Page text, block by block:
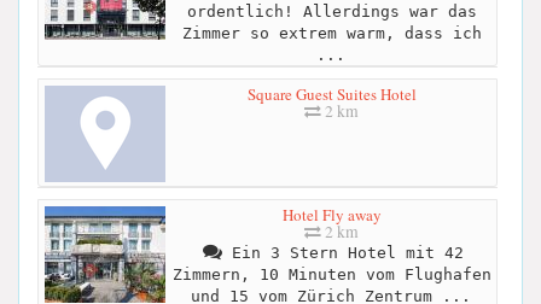
ordentlich! Allerdings war das
Zimmer so extrem warm, dass ich
...
Square Guest Suites Hotel
2 km
Hotel Fly away
2 km
Ein 3 Stern Hotel mit 42
Zimmern, 10 Minuten vom Flughafen
und 15 vom Zürich Zentrum ...